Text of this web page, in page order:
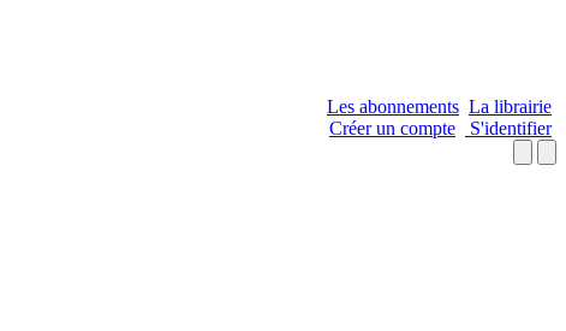
Les abonnements La librairie
Créer un compte
S'identifier